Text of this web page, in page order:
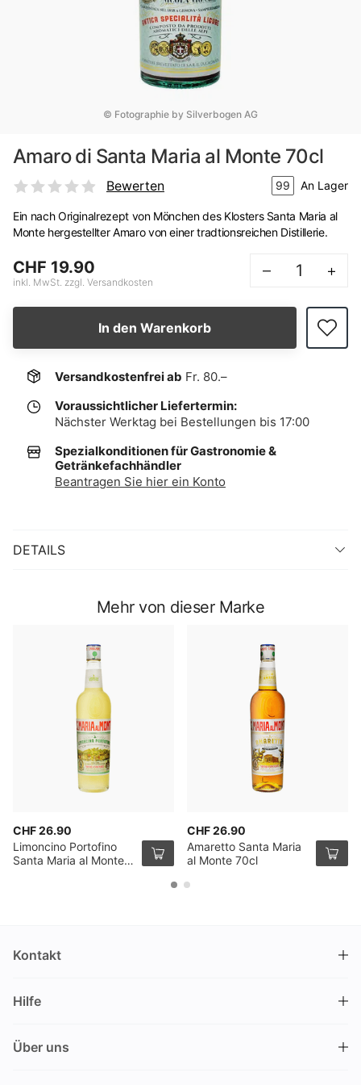
© Fotographie by Silverbogen AG
Amaro di Santa Maria al Monte 70cl
Bewerten 99 An Lager
Ein nach Originalrezept von Mönchen des Klosters Santa Maria al
Monte hergestellter Amaro von einer tradtionsreichen Distillerie.
CHF 19.90
inkl. MwSt. zzgl. Versandkosten
– +
In den Warenkorb
Versandkostenfrei ab Fr. 80.–
Voraussichtlicher Liefertermin:
Nächster Werktag bei Bestellungen bis 17:00
Spezialkonditionen für Gastronomie &
Getränkefachhändler
Beantragen Sie hier ein Konto
DETAILS
Mehr von dieser Marke
CHF 26.90
Limoncino Portofino
Santa Maria al Monte
CHF 26.90
Amaretto Santa Maria
al Monte 70cl
Kontakt
Nüschelerstrasse 35
Schweiz
Hilfe
Über uns